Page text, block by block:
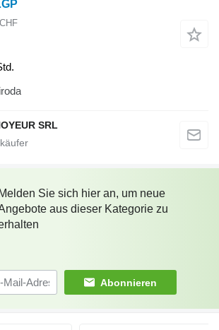
SRL
Melden Sie sich hier an, um neue
aus dieser Kategorie zu
Abonnieren